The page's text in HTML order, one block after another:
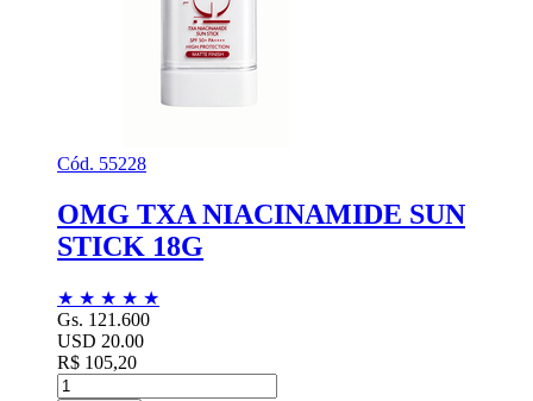
Cód. 55228
OMG TXA NIACINAMIDE SUN
STICK 18G
★ ★ ★ ★ ★
Gs. 121.600
USD 20.00
R$ 105,20